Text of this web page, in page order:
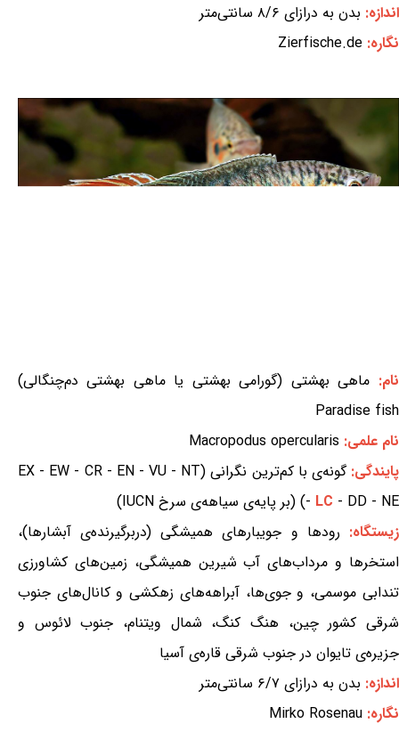
اندازه: بدن به درازای ۸/۶ سانتی‌متر
نگاره: Zierfische.de
نام: ماهی بهشتی (گورامی بهشتی یا ماهی بهشتی دم‌چنگالی)
Paradise fish
نام علمی: Macropodus opercularis
پایندگی:
گونه‌ی با کم‌ترین نگرانی (EX - EW - CR - EN - VU - NT
- LC - DD - NE) (بر پایه‌ی سیاهه‌ی سرخ IUCN)
زیستگاه: رودها و جویبارهای همیشگی (دربرگیرنده‌ی آبشارها)،
استخرها و مرداب‌های آب شیرین همیشگی، زمین‌های کشاورزی
تندابی موسمی، و جوی‌ها، آبراهه‌های زهکشی و کانال‌های جنوب
شرقی کشور چین، هنگ کنگ، شمال ویتنام، جنوب لائوس و
جزیره‌ی تایوان در جنوب شرقی قاره‌ی آسیا
اندازه: بدن به درازای ۶/۷ سانتی‌متر
نگاره: Mirko Rosenau